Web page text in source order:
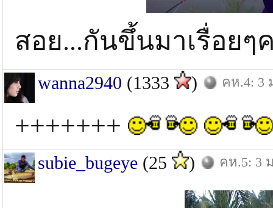
สอย...กันขึ้นมาเรื่อยๆ
wanna2940 (1333 ) คห.4: 3
+++++++
subie_bugeye (25 ) คห.5: 3